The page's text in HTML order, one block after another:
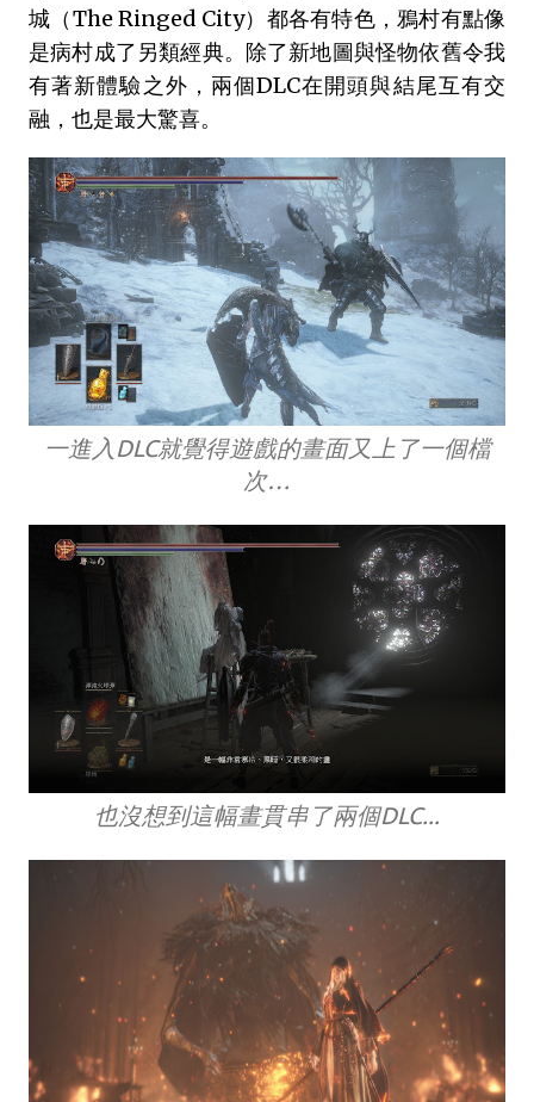
城（The Ringed City）都各有特色，鴉村有點像
是病村成了另類經典。除了新地圖與怪物依舊令我
有著新體驗之外，兩個DLC在開頭與結尾互有交
融，也是最大驚喜。
一進入DLC就覺得遊戲的畫面又上了一個檔
次…
也沒想到這幅畫貫串了兩個DLC...